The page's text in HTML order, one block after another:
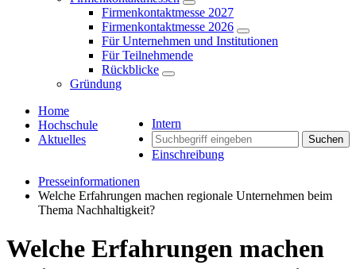
Firmenkontaktmesse 2027
Firmenkontaktmesse 2026
Für Unternehmen und Institutionen
Für Teilnehmende
Rückblicke
Gründung
Intern
Suchen
Einschreibung
Home
Hochschule
Aktuelles
Presseinformationen
Welche Erfahrungen machen regionale Unternehmen beim
Thema Nachhaltigkeit?
Welche Erfahrungen machen